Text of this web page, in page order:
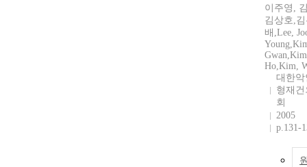
이주영,
김상호,
배,Lee,
Ho,Kim,
대한
형재
회
2005
p.131-